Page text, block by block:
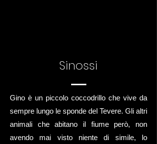
Sinossi
Gino è un piccolo coccodrillo che vive da
sempre lungo le sponde del Tevere. Gli altri
animali che abitano il fiume però, non
avendo mai visto niente di simile, lo